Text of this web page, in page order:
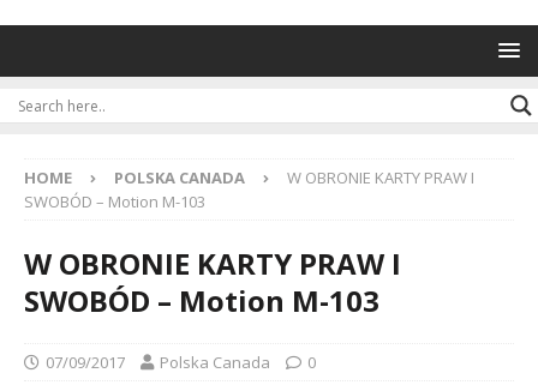
HOME POLSKA CANADA
W OBRONIE KARTY PRAW I
SWOBÓD – Motion M-103
W OBRONIE KARTY PRAW I
SWOBÓD – Motion M-103
07/09/2017 Polska Canada 0